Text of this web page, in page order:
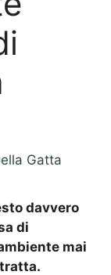
Gatta
davvero
di
mai